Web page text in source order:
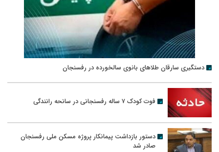
دستگیری سارقان طلاهای بانوی سالخورده در رفسنجان
فوت کودک ۷ ساله رفسنجانی در سانحه رانندگی
دستور بازداشت پیمانکار پروژه مسکن ملی رفسنجان
صادر شد